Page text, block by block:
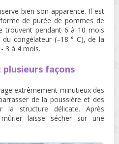
bien son apparence. Il est
de purée de pommes de
trouvent pendant 6 à 10 mois
congélateur (–18 ° C), de la
3 à 4 mois.
façons
extrêmement minutieux des
de la poussière et des
la structure délicate. Après
laisse sécher sur une